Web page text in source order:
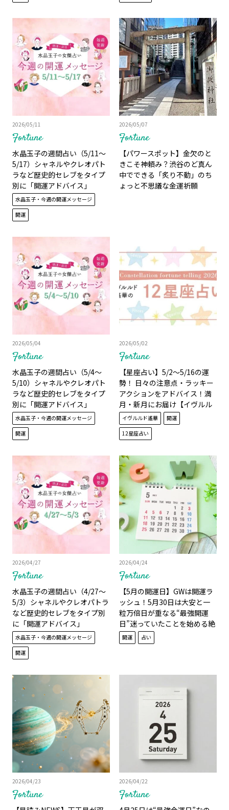
Fortune
2026/05/11
水晶玉子の週間占い（5/11～
5/17）シャネルやクレオパト
ラなど歴史的セレブをタイプ
別に「開運アドバイス」
水晶玉子・今週の開運メッセージ
開運
Fortune
2026/05/07
【パワースポット】金欠のと
きこそ神頼み？渋谷のど真ん
中でできる「炙り不動」のち
ょっと不思議な金運祈願
Fortune
2026/05/04
水晶玉子の週間占い（5/4～
5/10）シャネルやクレオパト
ラなど歴史的セレブをタイプ
別に「開運アドバイス」
水晶玉子・今週の開運メッセージ
開運
Fortune
2026/05/02
【星座占い】5/2～5/16の運
勢！ 日々の注意点・ラッキー
アクションをアドバイス！満
月・新月にお届け【イヴルル
ド遙華】
イヴルルド遙華
開運
12星座占い
Fortune
2026/04/27
水晶玉子の週間占い（4/27～
5/3）シャネルやクレオパトラ
など歴史的セレブをタイプ別
に「開運アドバイス」
水晶玉子・今週の開運メッセージ
開運
Fortune
2026/04/24
【5月の開運日】GWは開運ラ
ッシュ！5月30日は大安と一
粒万倍日が重なる“最強開運
日”迷っていたことを始める絶
好のチャンス！
開運 占い
Fortune
2026/04/23
Fortune
2026/04/22